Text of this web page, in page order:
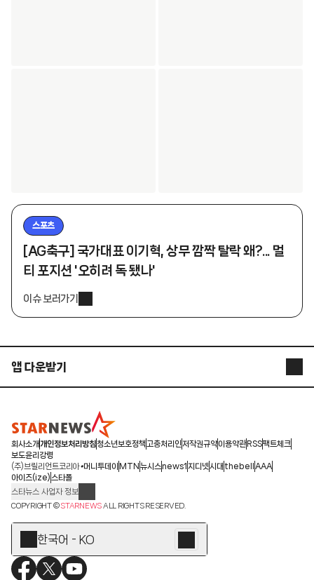
스포츠
[AG축구] 국가대표 이기혁, 상무 깜짝 탈락 왜?... 멀
티 포지션 '오히려 독 됐나'
이슈 보러가기
앱 다운받기
STARPOLL
회사소개 개인정보처리방침청소년보호정책 고충처리인저작권규약이용약관 RSS팩트체크
보도윤리강령
(주)브릴리언트코리아 머니투데이 MTN 뉴시스news1 지디넷시대 thebell AAA
아이즈(ize) 스타폴
스타뉴스 사업자 정보
주소: 서울시 종로구 청계천로 11(서린동, 청계한국빌딩)
청소년 보호책임자: 문완식
등록번호:서울 아01055
등록일:2009.12.10
제호:스타뉴스
발행일:2009.12.10
COPYRIGHT ©STARNEWSALL RIGHTS RESERVED.
한국어 - KO